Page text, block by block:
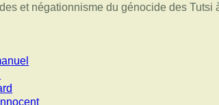
et négationnisme du génocide des